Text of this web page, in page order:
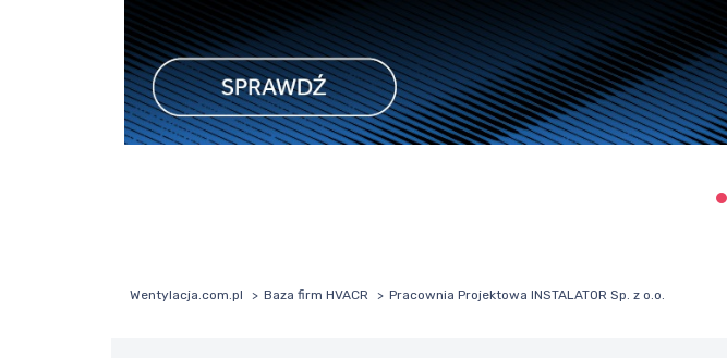
Wentylacja.com.pl Baza firm HVACR Pracownia Projektowa INSTALATOR Sp. z o.o.